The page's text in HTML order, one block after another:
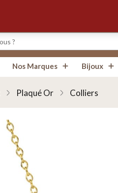
Nos Marques Bijoux
Plaqué Or Colliers